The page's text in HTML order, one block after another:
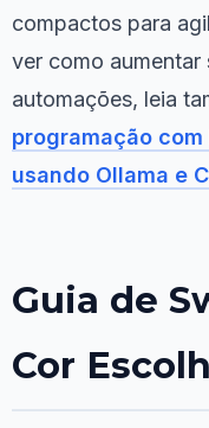
compactos para
ver como
automações, leia
programação com
usando Ollama e
Guia de
Cor